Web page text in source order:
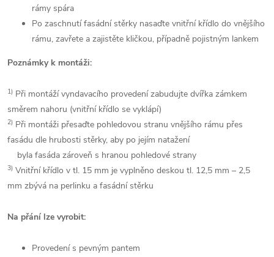
rámy spára
Po zaschnutí fasádní stěrky nasaďte vnitřní křídlo do vnějšího
rámu, zavřete a zajistěte kličkou, případně pojistným lankem
Poznámky k montáži:
1) Při montáží vyndavacího provedení zabudujte dvířka zámkem
směrem nahoru (vnitřní křídlo se vyklápí)
2) Při montáži přesaďte pohledovou stranu vnějšího rámu přes
fasádu dle hrubosti stěrky, aby po jejím natažení
byla fasáda zároveň s hranou pohledové strany
3) Vnitřní křídlo v tl. 15 mm je vyplněno deskou tl. 12,5 mm – 2,5
mm zbývá na perlinku a fasádní stěrku
Na přání lze vyrobit:
Provedení s pevným pantem